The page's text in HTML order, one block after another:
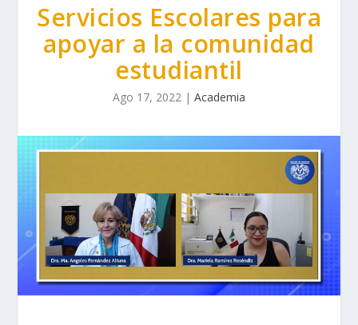
Servicios Escolares para
apoyar a la comunidad
estudiantil
Ago 17, 2022 | Academia